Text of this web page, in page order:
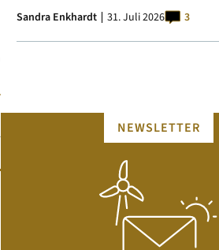
Sandra Enkhardt 31. Juli 2026 3
NEWSLETTER